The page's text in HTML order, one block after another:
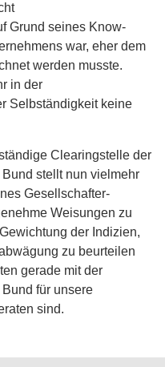
Grund seines Know-
war, eher dem
werden musste.
in der
Selbständigkeit keine
Clearingstelle der
stellt nun vielmehr
Gesellschafter-
Weisungen zu
der Indizien,
zu beurteilen
gerade mit der
für unsere
sind.